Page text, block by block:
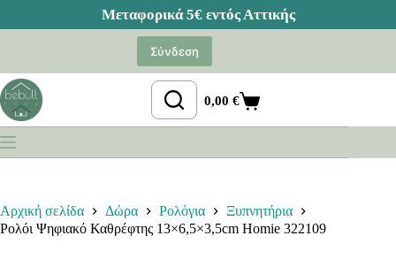
Σύνδεση
Καλάθι
Αγορών
0,00€
Αρχική σελίδα Δώρα Ρολόγια
Ξυπνητήρια
Ρολόι Ψηφιακό Καθρέφτης 13×6,5×3,5cm Homie 322109